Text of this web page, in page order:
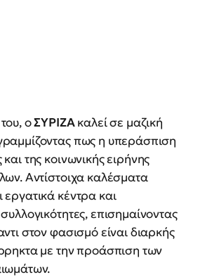
οΣΥΡΙΖΑκαλεί σε μαζική
πως η υπεράσπιση
της κοινωνικής ειρήνης
Αντίστοιχα καλέσματα
κέντρα και
επισημαίνοντας
στον φασισμό είναι διαρκής
με την προάσπιση των